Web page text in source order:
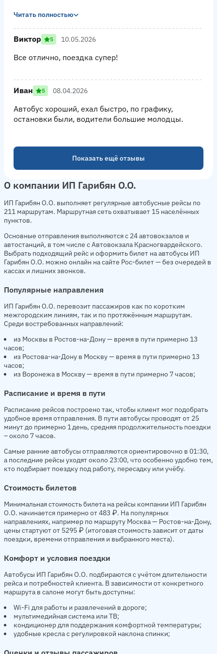
Читать полностью
Виктор 5 10.05.2026
Все отлично, поездка супер!
Иван 5 08.04.2026
Автобус хороший, ехал быстро, по графику,
остановки были, водители большие молодцы.
Показать ещё отзывы
О компании ИП Гарибян О.О.
ИП Гарибян О.О. выполняет регулярные автобусные рейсы по
211 маршрутам. Маршрутная сеть охватывает 15 населённых
пунктов.
Основные отправления выполняются с 24 автовокзалов и
автостанций, в том числе с Автовокзала Красногвардейского.
Выбрать подходящий рейс и оформить билет на автобусы ИП
Гарибян О.О. можно онлайн на сайте Рос-билет — без очередей в
кассах и лишних звонков.
Популярные направления
ИП Гарибян О.О. перевозит пассажиров как по коротким
межгородским линиям, так и по протяжённым маршрутам.
Среди востребованных направлений:
из Москвы в Ростов-на-Дону — время в пути примерно 13
часов;
из Ростова-на-Дону в Москву — время в пути примерно 13
часов;
из Воронежа в Москву — время в пути примерно 7 часов;
Расписание и время в пути
Расписание рейсов построено так, чтобы клиент мог подобрать
удобное время отправления. В пути автобусы проводят от 25
минут до примерно 1 день, средняя продолжительность поездки
– около 7 часов.
Самые ранние автобусы отправляются ориентировочно в 01:30,
а последние рейсы уходят около 23:00, что особенно удобно тем,
кто подбирает поездку под работу, пересадку или учёбу.
Стоимость билетов
Минимальная стоимость билета на рейсы компании ИП Гарибян
О.О. начинается примерно от 483 ₽. На популярных
направлениях, например по маршруту Москва — Ростов-на-Дону,
цены стартуют от 5295 ₽ (итоговая стоимость зависит от даты
поездки, времени отправления и выбранного места).
Комфорт и условия поездки
Автобусы ИП Гарибян О.О. подбираются с учётом длительности
рейса и потребностей клиента. В зависимости от конкретного
маршрута в салоне могут быть доступны:
Wi-Fi для работы и развлечений в дороге;
мультимедийная система или ТВ;
кондиционер для поддержания комфортной температуры;
удобные кресла с регулировкой наклона спинки;